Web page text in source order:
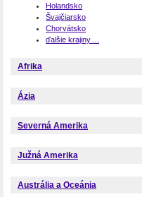
Holandsko
Švajčiarsko
Chorvátsko
ďalšie krajiny ...
Afrika
Ázia
Severná Amerika
Južná Amerika
Austrália a Oceánia